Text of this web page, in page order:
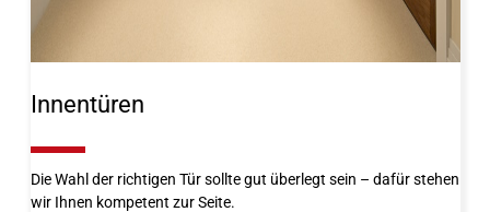
Innentüren
Die Wahl der richtigen Tür sollte gut überlegt sein – dafür stehen
wir Ihnen kompetent zur Seite.